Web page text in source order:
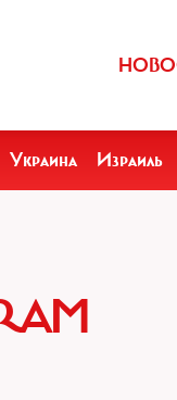
Украина Израиль